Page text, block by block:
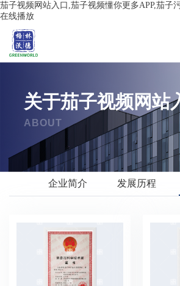
茄子视频网站入口,茄子视频懂你更多APP,茄子
在线播放
关于茄子视频网站
ABOUT
企业简介 发展历程